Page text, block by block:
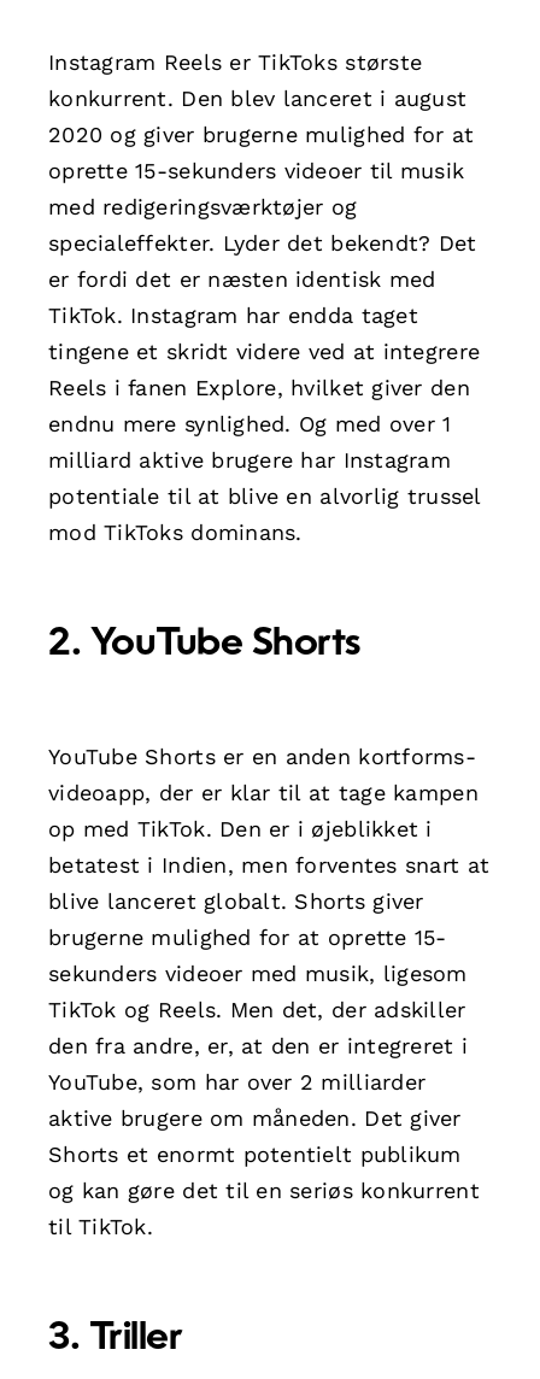
Instagram Reels er TikToks største
konkurrent. Den blev lanceret i august
2020 og giver brugerne mulighed for at
oprette 15-sekunders videoer til musik
med redigeringsværktøjer og
specialeffekter. Lyder det bekendt? Det
er fordi det er næsten identisk med
TikTok. Instagram har endda taget
tingene et skridt videre ved at integrere
Reels i fanen Explore, hvilket giver den
endnu mere synlighed. Og med over 1
milliard aktive brugere har Instagram
potentiale til at blive en alvorlig trussel
mod TikToks dominans.
2. YouTube Shorts
YouTube Shorts er en anden kortforms-
videoapp, der er klar til at tage kampen
op med TikTok. Den er i øjeblikket i
betatest i Indien, men forventes snart at
blive lanceret globalt. Shorts giver
brugerne mulighed for at oprette 15-
sekunders videoer med musik, ligesom
TikTok og Reels. Men det, der adskiller
den fra andre, er, at den er integreret i
YouTube, som har over 2 milliarder
aktive brugere om måneden. Det giver
Shorts et enormt potentielt publikum
og kan gøre det til en seriøs konkurrent
til TikTok.
3. Triller